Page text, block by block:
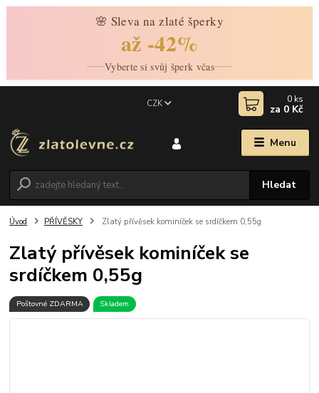
🌸 Sleva na zlaté šperky
až -42%
Vyberte si svůj šperk včas
Menu
CZK
Hledat
0 ks
za 0 Kč
Úvod PŘÍVĚSKY Zlatý přívěsek kominíček se srdíčkem 0,55g
Zlatý přívěsek kominíček se
srdíčkem 0,55g
Poštovné ZDARMA Skladem